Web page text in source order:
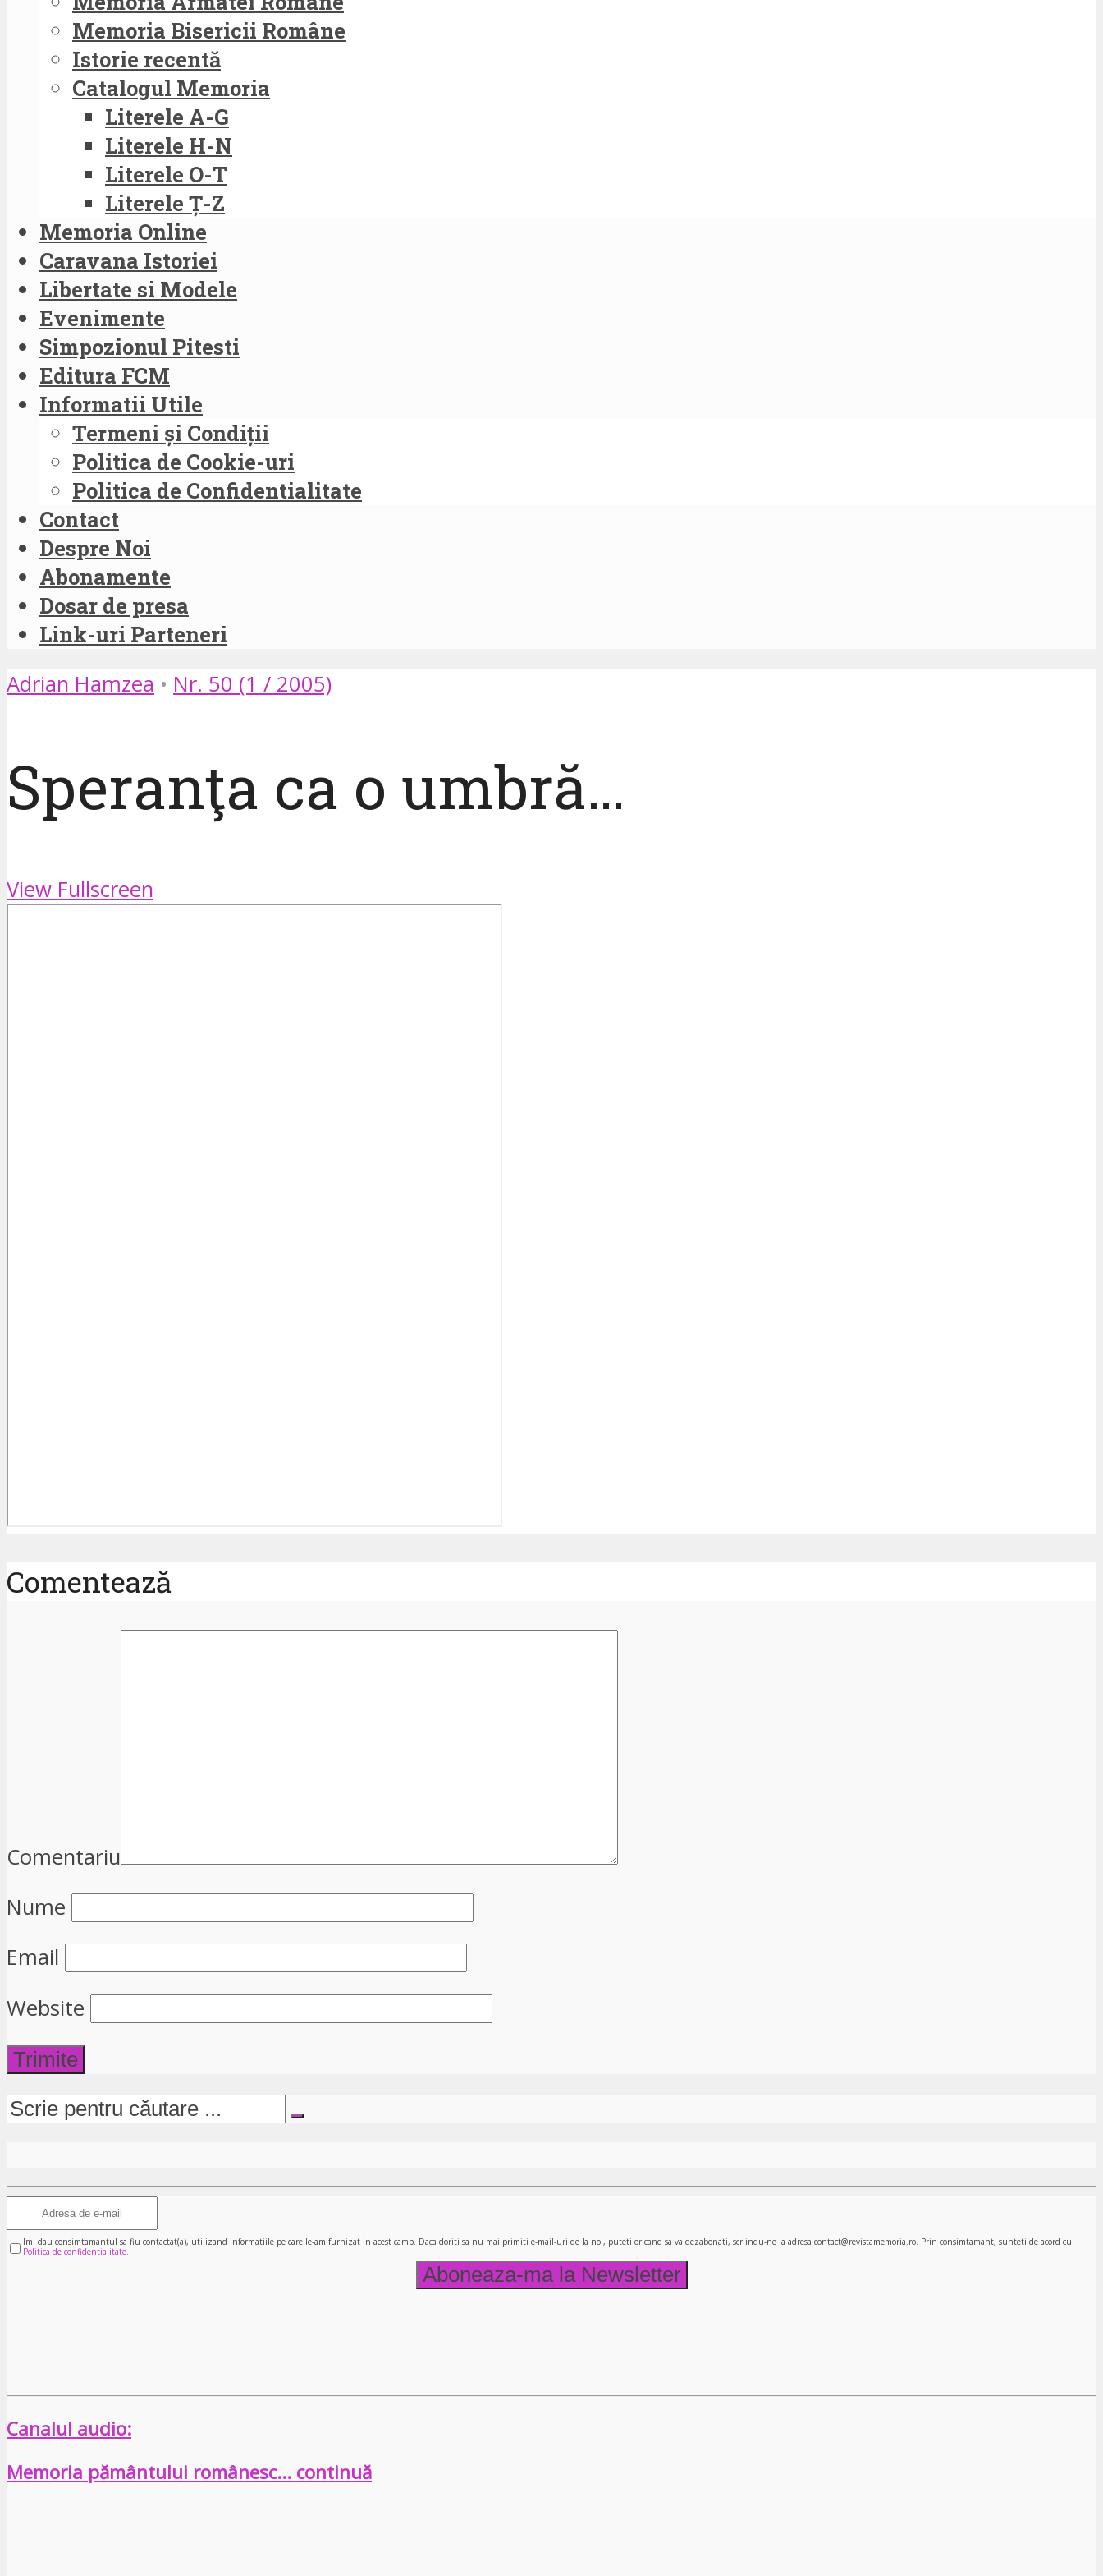
Memoria Bisericii Române
Istorie recentă
Catalogul Memoria
Literele A-G
Literele H-N
Literele O-T
Literele Ț-Z
Memoria Online
Caravana Istoriei
Libertate si Modele
Evenimente
Simpozionul Pitesti
Editura FCM
Informatii Utile
Termeni și Condiții
Politica de Cookie-uri
Politica de Confidentialitate
Contact
Despre Noi
Abonamente
Dosar de presa
Link-uri Parteneri
Adrian Hamzea • Nr. 50 (1 / 2005)
Speranţa ca o umbră…
View Fullscreen
Comentează
Comentariu
Nume
Email
Website
Imi dau consimtamantul sa fiu contactat(a), utilizand informatiile pe care le-am furnizat in acest camp. Daca doriti sa nu mai primiti e-mail-uri de la noi, puteti oricand sa va dezabonati, scriindu-ne la adresa contact@revistamemoria.ro. Prin consimtamant, sunteti de acord cu
Politica de confidentialitate.
Canalul audio:
Memoria pământului românesc… continuă